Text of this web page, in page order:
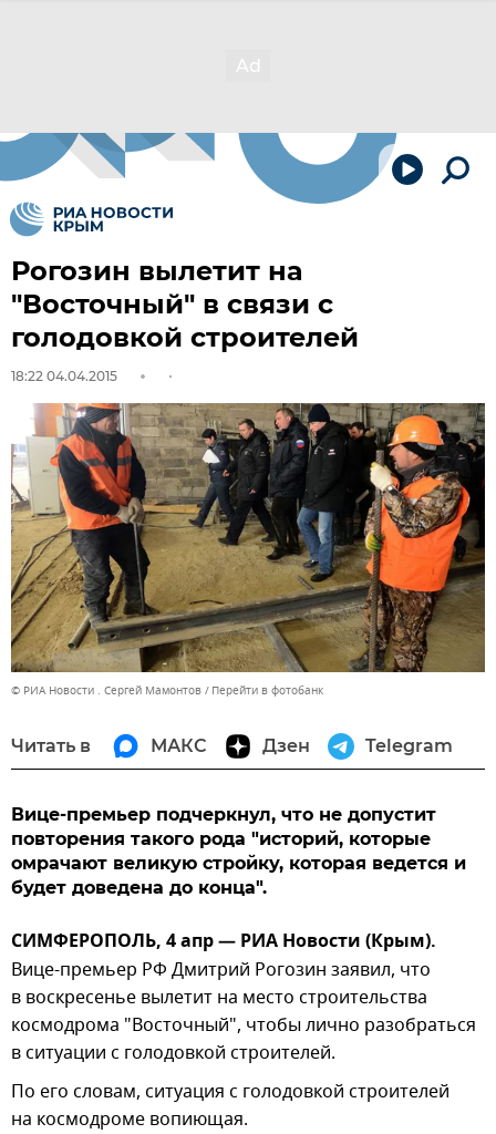
Рогозин вылетит на
"Восточный" в связи с
голодовкой строителей
18:22 04.04.2015
© РИА Новости . Сергей Мамонтов Перейти в фотобанк
Читать в МАКС Дзен Telegram
Вице-премьер подчеркнул, что не допустит
повторения такого рода "историй, которые
омрачают великую стройку, которая ведется и
будет доведена до конца".
СИМФЕРОПОЛЬ, 4 апр — РИА Новости (Крым).
Вице-премьер РФ Дмитрий Рогозин заявил, что
в воскресенье вылетит на место строительства
космодрома "Восточный", чтобы лично разобраться
в ситуации с голодовкой строителей.
По его словам, ситуация с голодовкой строителей
на космодроме вопиющая.